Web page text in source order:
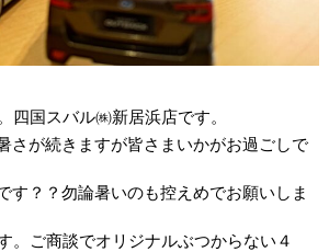
四国スバル㈱新居浜店です。
さが続きますが皆さまいかがお過ごしで
す？？勿論暑いのも控えめでお願いしま
。ご商談でオリジナルぶつからない４